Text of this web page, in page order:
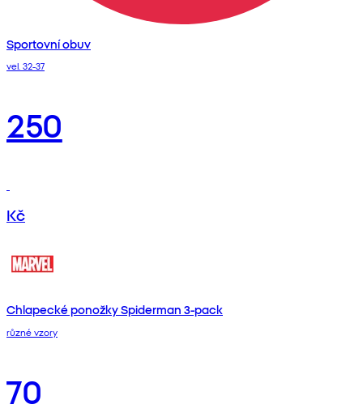
Sportovní obuv
vel. 32-37
250
Kč
Chlapecké ponožky Spiderman 3-pack
různé vzory
70